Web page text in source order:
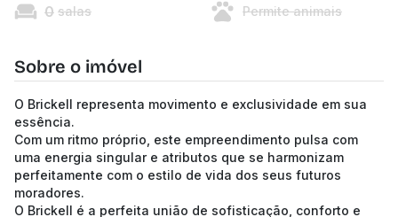
0 salas Permite animais
Sobre o imóvel
O Brickell representa movimento e exclusividade em sua
essência.
Com um ritmo próprio, este empreendimento pulsa com
uma energia singular e atributos que se harmonizam
perfeitamente com o estilo de vida dos seus futuros
moradores.
O Brickell é a perfeita união de sofisticação, conforto e